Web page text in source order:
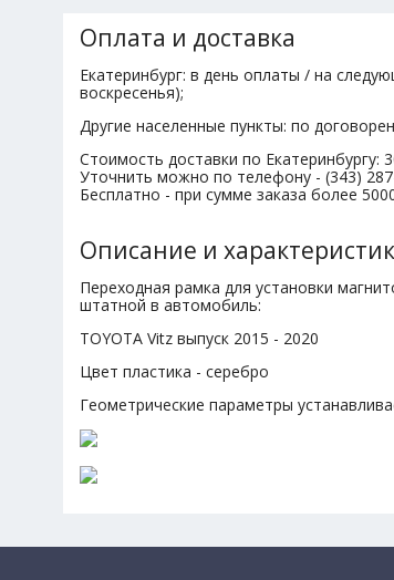
Оплата и доставка
Екатеринбург: в день оплаты / на
воскресенья);
Другие населенные пункты: по
Стоимость доставки по Екатеринбургу:
Уточнить можно по телефону - (343)
Бесплатно - при сумме заказа более
Описание и
Переходная рамка для установки
штатной в автомобиль:
TOYOTA Vitz выпуск 2015 - 2020
Цвет пластика - серебро
Геометрические параметры